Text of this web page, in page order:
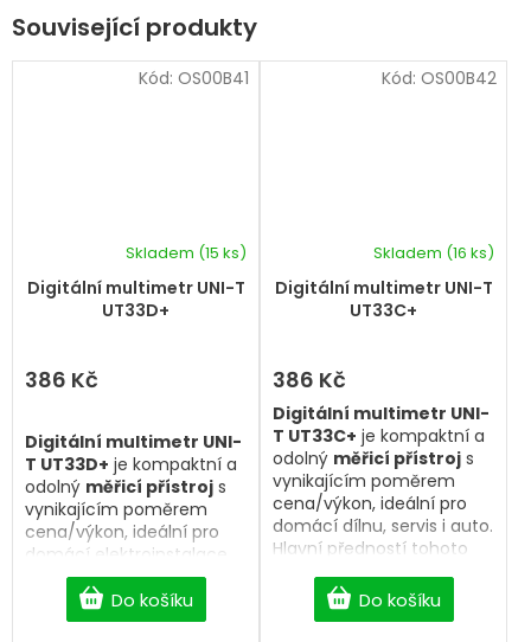
Související produkty
Digitální multimetr UNI-T
UT33D+
Skladem (15 ks)
386 Kč
Do košíku
Digitální multimetr UNI-
T UT33D+ je kompaktní a
odolný měřicí přístroj s
vynikajícím poměrem
cena/výkon, ideální pro
domácí elektroinstalace,
dílnu i servis. Hlavní
předností tohoto modelu
je integrovaná funkce
Kód: OS00B41
Digitální multimetr UNI-T
UT33C+
Skladem (16 ks)
386 Kč
Do košíku
Digitální multimetr UNI-
T UT33C+ je kompaktní a
odolný měřicí přístroj s
vynikajícím poměrem
cena/výkon, ideální pro
domácí dílnu, servis i auto.
Hlavní předností tohoto
modelu jeměření
teplotypomocí přiložené
teplotní sondy
Kód: OS00B42